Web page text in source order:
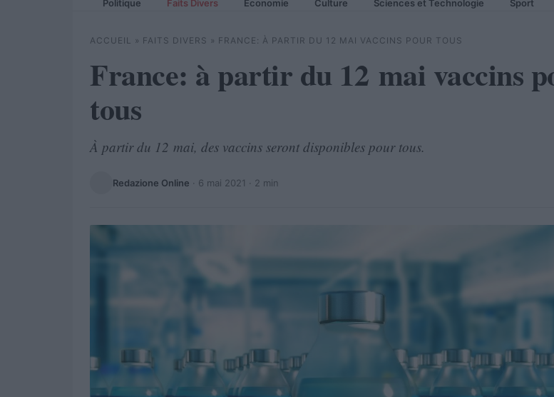
Politique Faits Divers Economie Culture Sciences et Technologie Sport
ACCUEIL » FAITS DIVERS » FRANCE: À PARTIR DU 12 MAI VACCINS POUR TOUS
France: à partir du 12 mai vaccins
tous
À partir du 12 mai, des vaccins seront disponibles pour tous.
Redazione Online · 6 mai 2021 · 2 min